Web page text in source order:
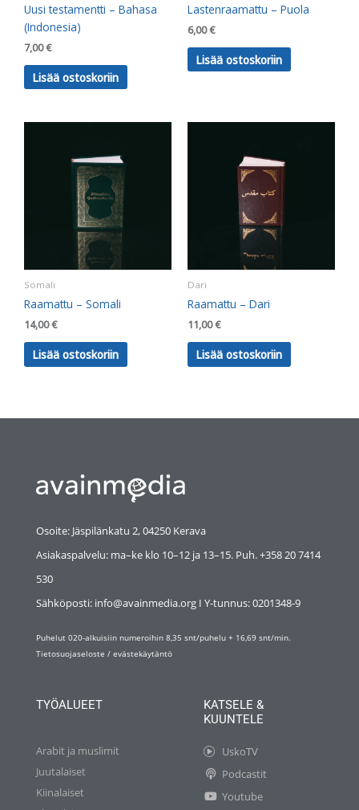
Uusi testamentti – Bahasa
(Indonesia)
7,00€
Lisää ostoskoriin
Lastenraamattu – Puola
6,00€
Lisää ostoskoriin
Somali
Raamattu – Somali
14,00€
Lisää ostoskoriin
Dari
Raamattu – Dari
11,00€
Lisää ostoskoriin
Osoite: Jäspilänkatu 2, 04250 Kerava
Asiakaspalvelu: ma–ke klo 10–12 ja 13–15. Puh. +358 20 7414
530
Sähköposti: info@avainmedia.org I Y-tunnus:0201348-9
Puhelut 020-alkuisiin numeroihin 8,35 snt/puhelu + 16,69 snt/min.
Tietosuojaseloste / evästekäytäntö
TYÖALUEET
Arabit ja muslimit
Juutalaiset
Kiinalaiset
KATSELE &
KUUNTELE
UskoTV
Podcastit
Youtube